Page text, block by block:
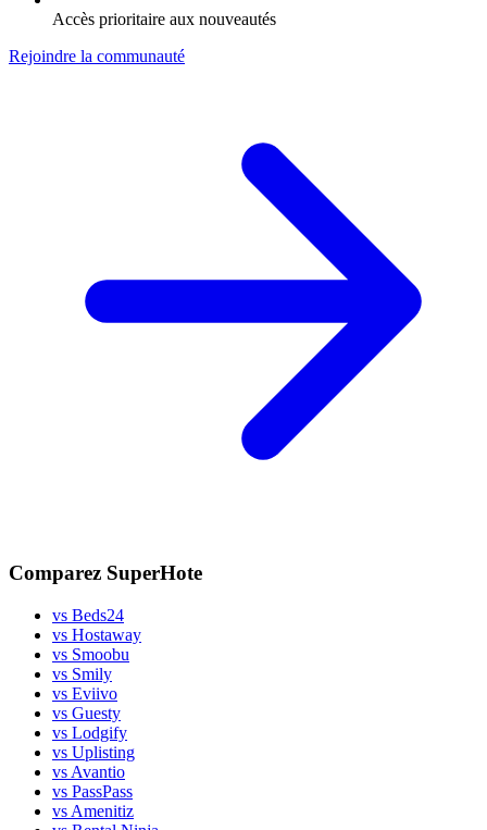
Accès prioritaire aux nouveautés
Rejoindre la communauté
Comparez SuperHote
vs Beds24
vs Hostaway
vs Smoobu
vs Smily
vs Eviivo
vs Guesty
vs Lodgify
vs Uplisting
vs Avantio
vs PassPass
vs Amenitiz